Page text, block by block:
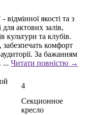
відмінної якості та з
актових залів,
культури та клубів.
комфорт
За бажанням
... Читати повністю →
4
Секционное
кресло